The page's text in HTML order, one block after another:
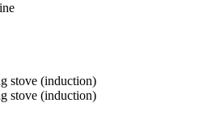
stove (induction)
stove (induction)